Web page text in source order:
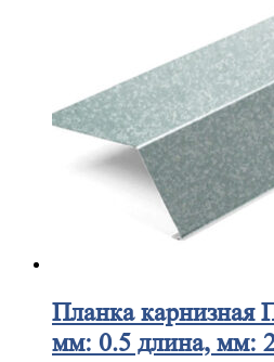
Планкакарнизная
мм: 0.5 длина, мм: